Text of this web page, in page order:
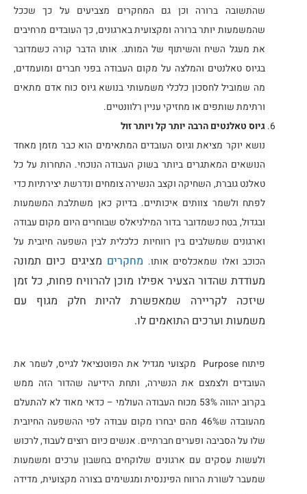
שהתשובה ברורה וכן גם המחקרים מצביעים על כך שככל
שהמשמעות יותר ברורה ומקצועית בארגונים, כך העובדים מרחיבים
את מעגל השיח והשיתוף של המותג. אותו הדבר קורה כשמדובר
בגיוס טאלנטים והמלצה על מקום העבודה בפני חברים ומועמדים,
מה שמוביל לחסכון כלכלי משמעותי בנושא גיוס כוח אדם מתאים
ורתימת שותפים או מחזיקי עניין רלוונטיים.
גיוס טאלנטים הרבה יותר קל ויותר זול
נושא יוקר מציאת וגיוס העובדים המתאימים הוא כבר מזמן מאחד
הנושאים המאתגרים ביותר בשוק העבודה הנוכחי. התחרות על כל
טאלנט גוברת, השחיקה וקצב הנשירה צומחים ונדרשת יצירתיות כדי
לפתח ולשמר צוותים איכותיים. בדיוק כאן משתלבת המשמעות
ובגדול, בטח כשמדובר בדור המילניאלס שבוחרים היום מקום עבודה
וארגונים שמשלבים בין רווחיות כלכלית לבין השפעה חיובית על
הכוכב ואלו שמאכלסים אותו. מחקרים מציגים כיום תמונה
מעודדת שהדור הצעיר אפילו מוכן להרוויח פחות, כל זמן
שיזכה לקריירה שמאפשרת להיות חלק מגוף עם
משמעות וערכים התואמים לו.
פיתוח Purpose מקצועי מגדיל את הפוטנציאל לגייס, לשמר את
העובדים ולצמצם את הנשירה, ותחת הידיעה שהדור הזה ממש
בקרוב יהווה 53% מכוח העבודה העולמי – כדאי מאוד לא להתעלם
מהעובדה ש46% מהם יבחרו מקום עבודה לפי ההשפעה החיובית
שלו על הסביבה ופערים חברתיים. אנשים כיום רוצים לעבוד, לרכוש
ולעשות עסקים עם ארגונים שלוקחים בחשבון ערכים ומשמעות
שמעבר לשורת הרווח הפיננסית ומגשימים בצורה מקצועית, מדידה